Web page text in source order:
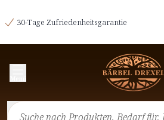
30-Tage Zufriedenheitsgarantie